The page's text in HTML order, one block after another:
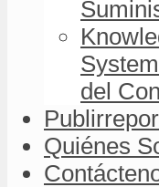
del
Quiénes